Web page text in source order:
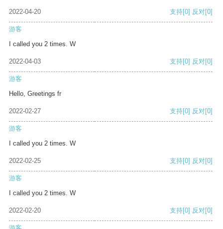
2022-04-20 支持[0] 反对[0]
游客
I called you 2 times. W
2022-04-03 支持[0] 反对[0]
游客
Hello, Greetings fr
2022-02-27 支持[0] 反对[0]
游客
I called you 2 times. W
2022-02-25 支持[0] 反对[0]
游客
I called you 2 times. W
2022-02-20 支持[0] 反对[0]